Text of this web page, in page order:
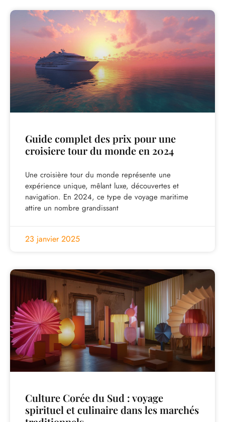
Guide complet des prix pour une
croisiere tour du monde en 2024
Une croisière tour du monde représente une
expérience unique, mêlant luxe, découvertes et
navigation. En 2024, ce type de voyage maritime
attire un nombre grandissant
23 janvier 2025
Culture Corée du Sud : voyage
spirituel et culinaire dans les marchés